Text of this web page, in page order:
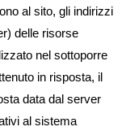
al sito, gli indirizzi
delle risorse
nel sottoporre
in risposta, il
data dal server
al sistema